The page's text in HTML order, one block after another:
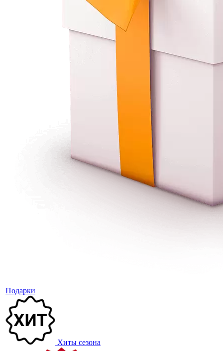
Подарки
Хиты сезона